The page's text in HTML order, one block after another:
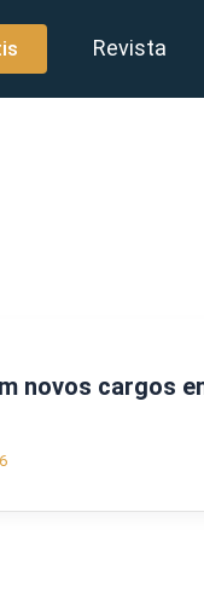
Revista
novos cargos